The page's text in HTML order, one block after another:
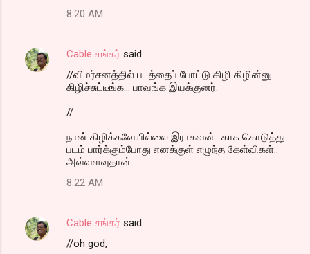
8:20 AM
Cable சங்கர் said…
//விமர்சனத்தில் படத்தைப் போட்டு கிழி கிழின்னு
கிழிச்சுட்டீங்க... பாவங்க இயக்குனர்.
//
நான் கிழிக்கவேயில்லை இராகவன்.. காசு கொடுத்து
படம் பார்க்கும்போது எனக்குள் எழுந்த கேள்விகள்..
அவ்வளவுதான்.
8:22 AM
Cable சங்கர் said…
//oh god,